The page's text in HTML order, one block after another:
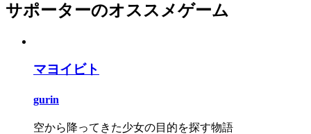
サポーターのオススメゲーム
マヨイビト
gurin
空から降ってきた少女の目的を探す物語